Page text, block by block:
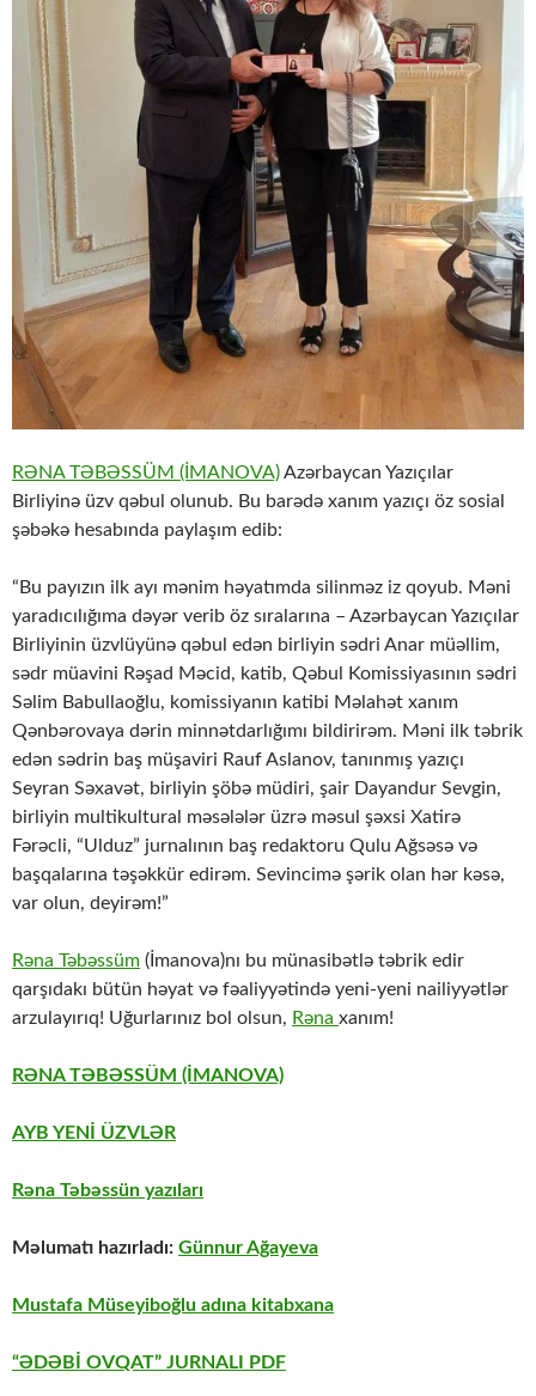
RƏNA TƏBƏSSÜM (İMANOVA)Azərbaycan Yazıçılar
Birliyinə üzv qəbul olunub. Bu barədə xanım yazıçı öz sosial
şəbəkə hesabında paylaşım edib:
“Bu payızın ilk ayı mənim həyatımda silinməz iz qoyub. Məni
yaradıcılığıma dəyər verib öz sıralarına – Azərbaycan Yazıçılar
Birliyinin üzvlüyünə qəbul edən birliyin sədri Anar müəllim,
sədr müavini Rəşad Məcid, katib, Qəbul Komissiyasının sədri
Səlim Babullaoğlu, komissiyanın katibi Məlahət xanım
Qənbərovaya dərin minnətdarlığımı bildirirəm. Məni ilk təbrik
edən sədrin baş müşaviri Rauf Aslanov, tanınmış yazıçı
Seyran Səxavət, birliyin şöbə müdiri, şair Dayandur Sevgin,
birliyin multikultural məsələlər üzrə məsul şəxsi Xatirə
Fərəcli, “Ulduz” jurnalının baş redaktoru Qulu Ağsəsə və
başqalarına təşəkkür edirəm. Sevincimə şərik olan hər kəsə,
var olun, deyirəm!”
Rəna Təbəssüm (İmanova)nı bu münasibətlə təbrik edir
qarşıdakı bütün həyat və fəaliyyətində yeni-yeni nailiyyətlər
arzulayırıq! Uğurlarınız bol olsun, Rəna xanım!
RƏNA TƏBƏSSÜM (İMANOVA)
AYB YENİ ÜZVLƏR
Rəna Təbəssün yazıları
Məlumatı hazırladı: Günnur Ağayeva
Mustafa Müseyiboğlu adına kitabxana
“ƏDƏBİ OVQAT” JURNALI PDF